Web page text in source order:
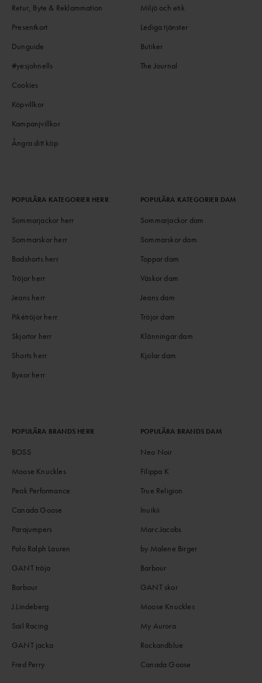
Retur, Byte & Reklammation
Presentkort
Dunguide
#yesjohnells
Cookies
Köpvillkor
Kampanjvillkor
Ångra ditt köp
Miljö och etik
Lediga tjänster
Butiker
The Journal
POPULÄRA KATEGORIER HERR
Sommarjackor herr
Sommarskor herr
Badshorts herr
Tröjor herr
Jeans herr
Pikétröjor herr
Skjortor herr
Shorts herr
Byxor herr
POPULÄRA KATEGORIER DAM
Sommarjackor dam
Sommarskor dam
Toppar dam
Väskor dam
Jeans dam
Tröjor dam
Klänningar dam
Kjolar dam
POPULÄRA BRANDS HERR
BOSS
Moose Knuckles
Peak Performance
Canada Goose
Parajumpers
Polo Ralph Lauren
GANT tröja
Barbour
J.Lindeberg
Sail Racing
GANT jacka
Fred Perry
POPULÄRA BRANDS DAM
Neo Noir
Filippa K
True Religion
Inuikii
Marc Jacobs
by Malene Birger
Barbour
GANT skor
Moose Knuckles
My Aurora
Rockandblue
Canada Goose